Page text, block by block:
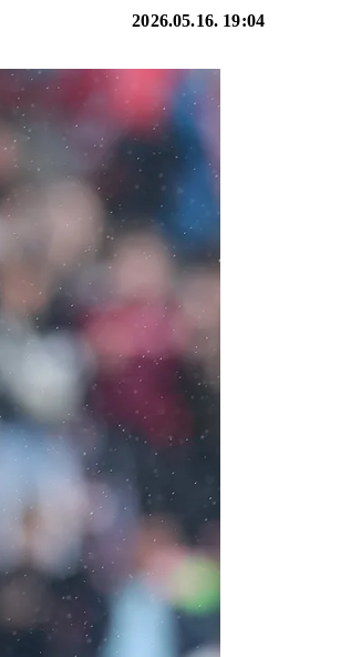
2026.05.16. 19:04